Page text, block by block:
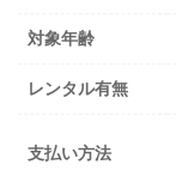
対象年齢
レンタル有無
支払い方法